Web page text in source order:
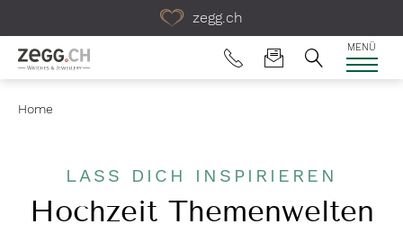
zegg.ch
MENÜ
Home
LASS DICH INSPIRIEREN
Hochzeit Themenwelten